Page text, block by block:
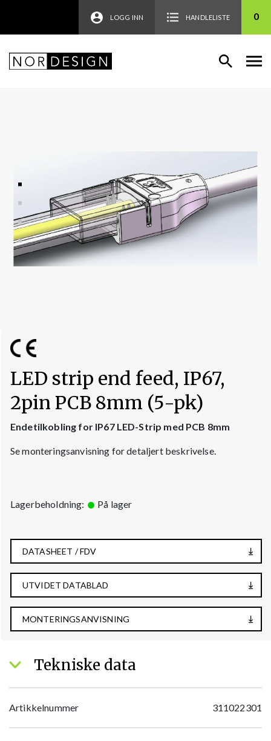
LOGG INN HANDLELISTE 0
LED strip end feed, IP67,
2pin PCB 8mm (5-pk)
Endetilkobling for IP67 LED-Strip med PCB 8mm
Se monteringsanvisning for detaljert beskrivelse.
Lagerbeholdning: På lager
DATASHEET / FDV
UTVIDET DATABLAD
MONTERINGSANVISNING
Tekniske data
Artikkelnummer 311022301